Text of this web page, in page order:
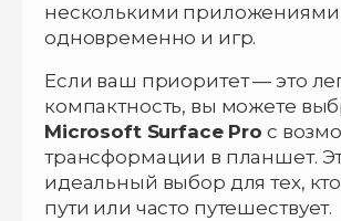
несколькими приложениями
одновременно и игр.
Если ваш приоритет — это
компактность, вы можете
Microsoft Surface Pro с
трансформации в планшет.
идеальный выбор для тех,
пути или часто путешествует.